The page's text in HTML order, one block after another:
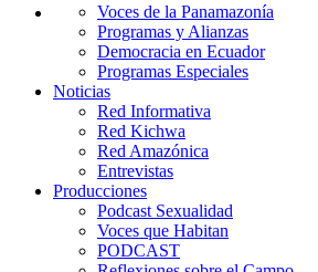
Voces de la Panamazonía
Programas y Alianzas
Democracia en Ecuador
Programas Especiales
Noticias
Red Informativa
Red Kichwa
Red Amazónica
Entrevistas
Producciones
Podcast Sexualidad
Voces que Habitan
PODCAST